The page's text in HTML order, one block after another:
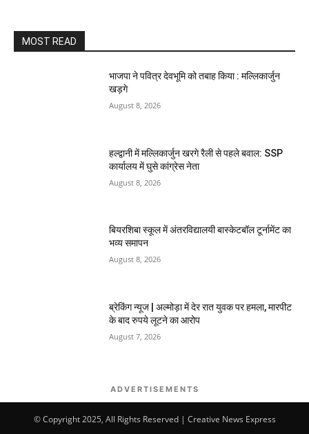
MOST READ
भाजपा ने पवित्र देवभूमि को तबाह किया : मल्लिकार्जुन
खड़गे
August 8, 2026
हल्द्वानी में मल्लिकार्जुन खरगे रैली से पहले बवाल: SSP
कार्यालय में घुसे कांग्रेस नेता
August 8, 2026
बियरशिबा स्कूल में अंतरविद्यालयी बास्केटबॉल टूर्नामेंट का
भव्य समापन
August 8, 2026
ब्रेकिंग न्यूज | अल्मोड़ा में देर रात युवक पर हमला, मारपीट
के बाद रुपये लूटने का आरोप
August 7, 2026
ADVERTISEMENTS
© Copyright 2025, All Rights Reserved | Creative News Express